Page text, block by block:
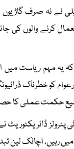
نے نہ صرف گاڑیوں
کرنے والوں کی
یہ مہم ریاست
عوام کو خطرناک
حکمت عملی کا
ڈائریکٹوریٹ
میں رہیں، اچانک لین